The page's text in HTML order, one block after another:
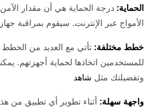
الحماية: درجة الحماية هي أن مقدار
الأمواج عبر الإنترنت. سيقوم بمراقبة
خطط مختلفة: تأتي مع العديد من الخطط
للمستخدمين اتخاذها لحماية أجهزتهم.
وتفضيلتك مثل شاهد
واجهة سهلة: أثناء تطوير أي تطبيق من